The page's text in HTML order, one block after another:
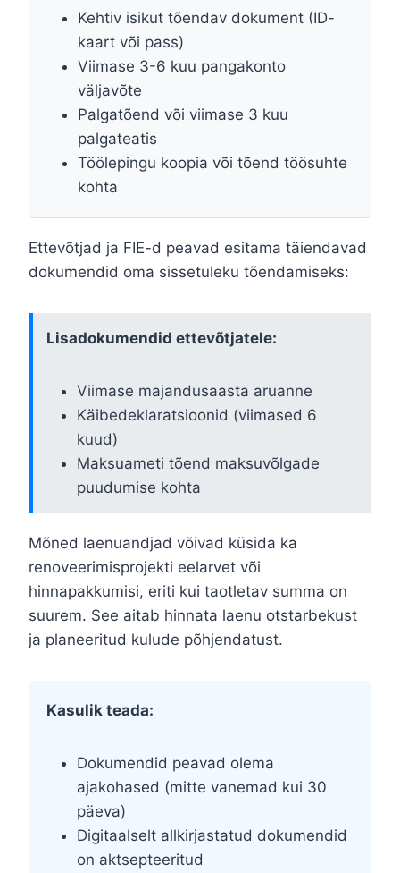
Kehtiv isikut tõendav dokument (ID-
kaart või pass)
Viimase 3-6 kuu pangakonto
väljavõte
Palgatõend või viimase 3 kuu
palgateatis
Töölepingu koopia või tõend töösuhte
kohta
Ettevõtjad ja FIE-d peavad esitama täiendavad
dokumendid oma sissetuleku tõendamiseks:
Lisadokumendid ettevõtjatele:
Viimase majandusaasta aruanne
Käibedeklaratsioonid (viimased 6
kuud)
Maksuameti tõend maksuvõlgade
puudumise kohta
Mõned laenuandjad võivad küsida ka
renoveerimisprojekti eelarvet või
hinnapakkumisi, eriti kui taotletav summa on
suurem. See aitab hinnata laenu otstarbekust
ja planeeritud kulude põhjendatust.
Kasulik teada:
Dokumendid peavad olema
ajakohased (mitte vanemad kui 30
päeva)
Digitaalselt allkirjastatud dokumendid
on aktsepteeritud